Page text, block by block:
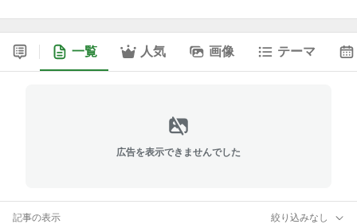
一覧 人気 画像 テーマ
広告を表示できませんでした
記事の表示 絞り込みなし